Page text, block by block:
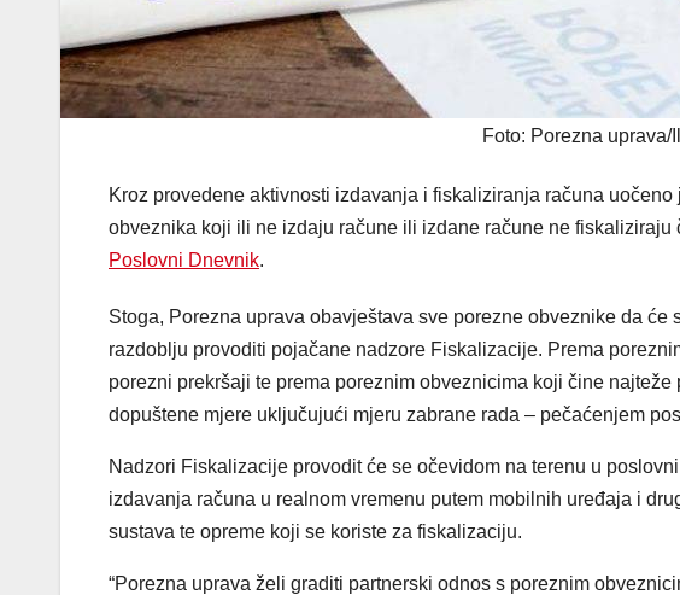
Foto: Porezna uprava/
Kroz provedene aktivnosti izdavanja i fiskaliziranja računa
obveznika koji ili ne izdaju račune ili izdane račune ne
Poslovni Dnevnik.
Stoga, Porezna uprava obavještava sve porezne obveznike da
razdoblju provoditi pojačane nadzore Fiskalizacije. Prema
porezni prekršaji te prema poreznim obveznicima koji čine
dopuštene mjere uključujući mjeru zabrane rada – pečaćenjem
Nadzori Fiskalizacije provodit će se očevidom na terenu u
izdavanja računa u realnom vremenu putem mobilnih uređaja i
sustava te opreme koji se koriste za fiskalizaciju.
“Porezna uprava želi graditi partnerski odnos s poreznim